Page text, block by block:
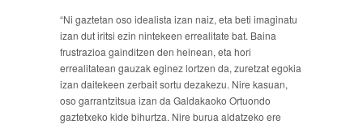
“Ni gaztetan oso idealista izan naiz, eta beti imaginatu
izan dut iritsi ezin nintekeen errealitate bat. Baina
frustrazioa gainditzen den heinean, eta hori
errealitatean gauzak eginez lortzen da, zuretzat egokia
izan daitekeen zerbait sortu dezakezu. Nire kasuan,
oso garrantzitsua izan da Galdakaoko Ortuondo
gaztetxeko kide bihurtza. Nire burua aldatzeko ere